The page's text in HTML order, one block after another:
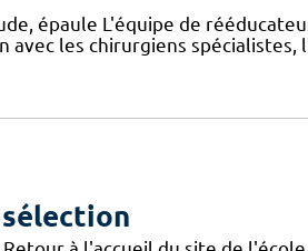
épaule L'équipe de
les chirurgiens spécialistes,